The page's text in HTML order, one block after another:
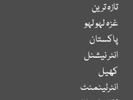
تازہ ترین
غزہ لہو لہو
پاکستان
انٹر نیشنل
کھیل
انٹرٹینمنٹ